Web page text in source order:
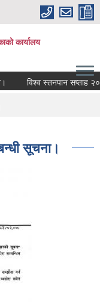
कार्यालय
विश्व स्तनपान सप्ताह
सूचना।